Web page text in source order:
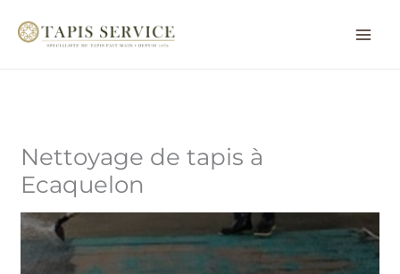
Nettoyage de tapis à
Ecaquelon